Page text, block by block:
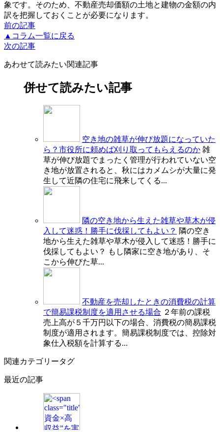
象です。そのため、不動産売却価額の土地と建物の金額の内
訳を把握しておくことが必要になります。
前の記事
▲コラム一覧に戻る
次の記事
あわせて読みたい関連記事
併せて読みたい記事
空き地の雑草が伸び放題になっていた
ら？市役所に頼めば刈り取ってもらえるのか 雑
草が伸び放題でまったく管理が行われていない空
き地が放置されると、秋にはカメムシが大量に発
生して近隣の住宅に飛来してくる...
隣の空き地から生えた雑草や草木が侵
入して迷惑！勝手に伐採してもよい？ 隣の空き
地から生えた雑草や草木が侵入して迷惑！勝手に
伐採してもよい？ もし隣家に空き地があり、そ
こから伸びた草...
不動産を売却したときの消費税の計算
で簡易課税制度を適用させる場合 ２年前の課税
売上高が５千万円以下の場合、消費税の簡易課税
制度が適用されます。簡易課税制度では、控除対
象仕入税額を計算する...
関連カテゴリータグ
最近の記事